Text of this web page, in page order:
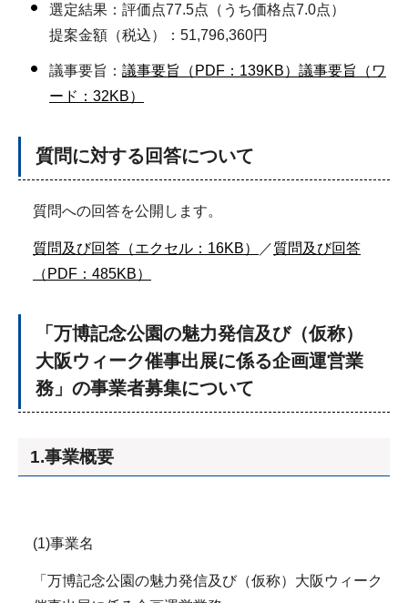
選定結果：評価点77.5点（うち価格点7.0点）
提案金額（税込）：51,796,360円
議事要旨： 議事要旨（PDF：139KB） 議事要旨（ワ
ード：32KB）
質問に対する回答について
質問への回答を公開します。
質問及び回答（エクセル：16KB） ／質問及び回答
（PDF：485KB）
「万博記念公園の魅力発信及び（仮称）
大阪ウィーク催事出展に係る企画運営業
務」の事業者募集について
1.事業概要
(1)事業名
「万博記念公園の魅力発信及び（仮称）大阪ウィーク